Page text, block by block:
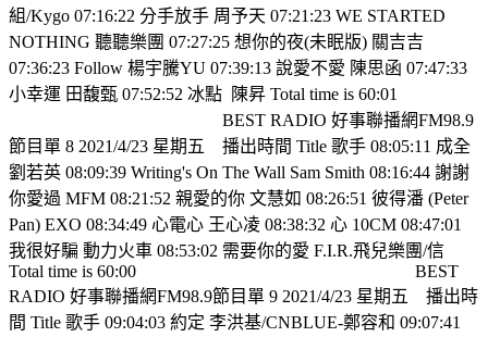
組/Kygo 07:16:22 分手放手 周予天 07:21:23 WE STARTED
NOTHING 聽聽樂團 07:27:25 想你的夜(未眠版) 關吉吉
07:36:23 Follow 楊宇騰YU 07:39:13 說愛不愛 陳思函 07:47:33
小幸運 田馥甄 07:52:52 冰點
陳昇 Total time is 60:01
BEST RADIO 好事聯播網FM98.9
節目單 8 2021/4/23 星期五
播出時間 Title 歌手 08:05:11 成全
劉若英 08:09:39 Writing's On The Wall Sam Smith 08:16:44 謝謝
你愛過 MFM 08:21:52 親愛的你 文慧如 08:26:51 彼得潘 (Peter
Pan) EXO 08:34:49 心電心 王心凌 08:38:32 心 10CM 08:47:01
我很好騙 動力火車 08:53:02 需要你的愛 F.I.R.飛兒樂團/信
Total time is 60:00
BEST
RADIO 好事聯播網FM98.9節目單 9 2021/4/23 星期五
播出時
間 Title 歌手 09:04:03 約定 李洪基/CNBLUE-鄭容和 09:07:41